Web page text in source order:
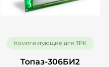
Комплектующие для ТРК
Топаз-306БИ2